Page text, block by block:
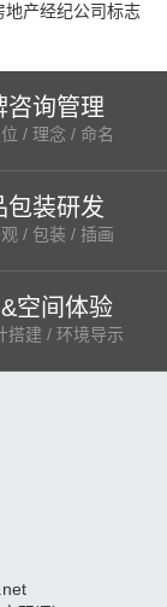
地产经纪公司标志
咨询管理
/ 理念 / 命名
包装研发
/ 包装 / 插画
空间体验
搭建 / 环境导示